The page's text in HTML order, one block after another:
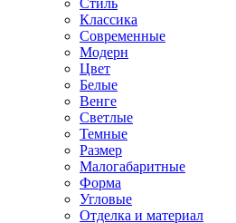
Стиль
Классика
Современные
Модерн
Цвет
Белые
Венге
Светлые
Темные
Размер
Малогабаритные
Форма
Угловые
Отделка и материал